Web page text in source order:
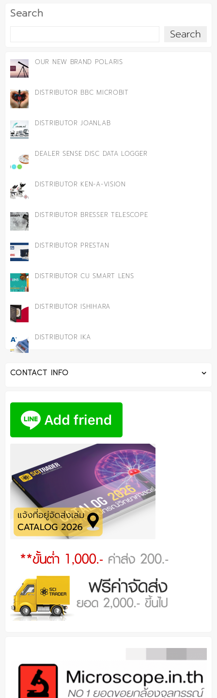
Search
Search
OUR NEW BRAND POLARIS
DISTRIBUTOR BBC MICROBIT
DISTRIBUTOR JOANLAB
DEALER SENSE DISC DATA LOGGER
DISTRIBUTOR KEN-A-VISION
DISTRIBUTOR BRESSER TELESCOPE
DISTRIBUTOR PRESTAN
DISTRIBUTOR CU SMART LENS
DISTRIBUTOR ISHIHARA
DISTRIBUTOR IKA
CONTACT INFO